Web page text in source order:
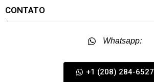
CONTATO
Whatsapp:
+1 (208) 284-6527